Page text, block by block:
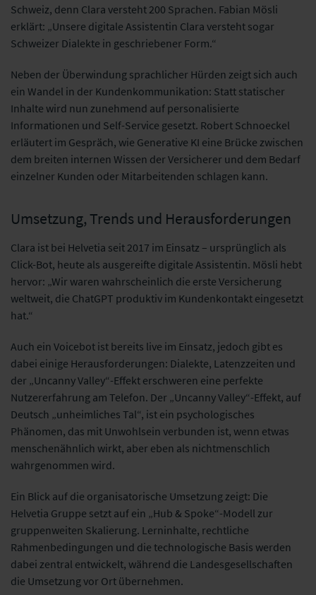
Schweiz, denn Clara versteht 200 Sprachen. Fabian Mösli
erklärt: „Unsere digitale Assistentin Clara versteht sogar
Schweizer Dialekte in geschriebener Form.“
Neben der Überwindung sprachlicher Hürden zeigt sich auch
ein Wandel in der Kundenkommunikation: Statt statischer
Inhalte wird nun zunehmend auf personalisierte
Informationen und Self-Service gesetzt. Robert Schnoeckel
erläutert im Gespräch, wie Generative KI eine Brücke zwischen
dem breiten internen Wissen der Versicherer und dem Bedarf
einzelner Kunden oder Mitarbeitenden schlagen kann.
Umsetzung, Trends und Herausforderungen
Clara ist bei Helvetia seit 2017 im Einsatz – ursprünglich als
Click-Bot, heute als ausgereifte digitale Assistentin. Mösli hebt
hervor: „Wir waren wahrscheinlich die erste Versicherung
weltweit, die ChatGPT produktiv im Kundenkontakt eingesetzt
hat.“
Auch ein Voicebot ist bereits live im Einsatz, jedoch gibt es
dabei einige Herausforderungen: Dialekte, Latenzzeiten und
der „Uncanny Valley“-Effekt erschweren eine perfekte
Nutzererfahrung am Telefon. Der „Uncanny Valley“-Effekt, auf
Deutsch „unheimliches Tal“, ist ein psychologisches
Phänomen, das mit Unwohlsein verbunden ist, wenn etwas
menschenähnlich wirkt, aber eben als nichtmenschlich
wahrgenommen wird.
Ein Blick auf die organisatorische Umsetzung zeigt: Die
Helvetia Gruppe setzt auf ein „Hub & Spoke“-Modell zur
gruppenweiten Skalierung. Lerninhalte, rechtliche
Rahmenbedingungen und die technologische Basis werden
dabei zentral entwickelt, während die Landesgesellschaften
die Umsetzung vor Ort übernehmen.